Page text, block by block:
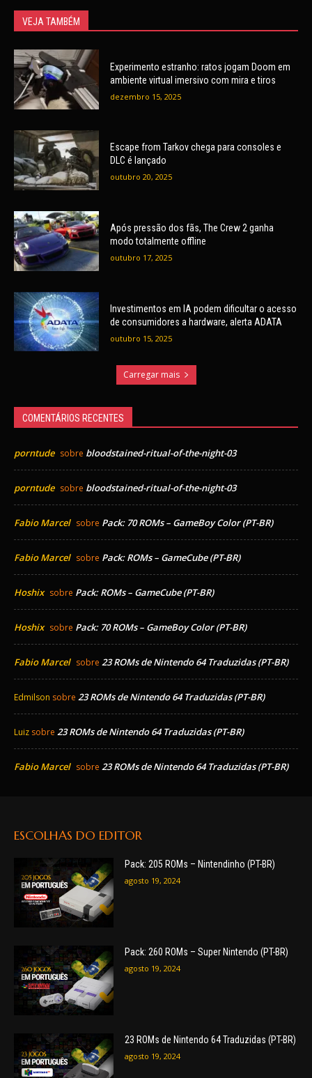
VEJA TAMBÉM
Experimento estranho: ratos jogam Doom em
ambiente virtual imersivo com mira e tiros
dezembro 15, 2025
Escape from Tarkov chega para consoles e
DLC é lançado
outubro 20, 2025
Após pressão dos fãs, The Crew 2 ganha
modo totalmente offline
outubro 17, 2025
Investimentos em IA podem dificultar o acesso
de consumidores a hardware, alerta ADATA
outubro 15, 2025
Carregar mais
COMENTÁRIOS RECENTES
porntude sobre bloodstained-ritual-of-the-night-03
porntude sobre bloodstained-ritual-of-the-night-03
Fabio Marcel sobre Pack: 70 ROMs – GameBoy Color (PT-BR)
Fabio Marcel sobre Pack: ROMs – GameCube (PT-BR)
Hoshix sobre Pack: ROMs – GameCube (PT-BR)
Hoshix sobre Pack: 70 ROMs – GameBoy Color (PT-BR)
Fabio Marcel sobre 23 ROMs de Nintendo 64 Traduzidas (PT-BR)
Edmilson sobre 23 ROMs de Nintendo 64 Traduzidas (PT-BR)
Luiz sobre 23 ROMs de Nintendo 64 Traduzidas (PT-BR)
Fabio Marcel sobre 23 ROMs de Nintendo 64 Traduzidas (PT-BR)
ESCOLHAS DO EDITOR
Pack: 205 ROMs – Nintendinho (PT-BR)
agosto 19, 2024
Pack: 260 ROMs – Super Nintendo (PT-BR)
agosto 19, 2024
23 ROMs de Nintendo 64 Traduzidas (PT-BR)
agosto 19, 2024